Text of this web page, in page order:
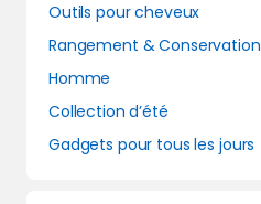
Outils pour cheveux
Rangement & Conservation
Homme
Collection d’été
Gadgets pour tous les jours